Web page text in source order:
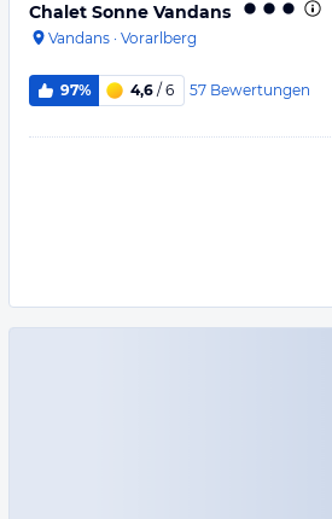
Chalet Sonne Vandans
Vandans · Vorarlberg
97% 4,6 / 6 57 Bewertungen